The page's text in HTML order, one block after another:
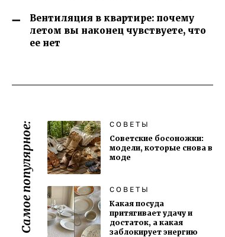
Вентиляция в квартире: почему
летом вы наконец чувствуете, что
ее нет
Самое популярное:
СОВЕТЫ
Советские босоножки:
модели, которые снова в
моде
СОВЕТЫ
Какая посуда
притягивает удачу и
достаток, а какая
заблокирует энергию